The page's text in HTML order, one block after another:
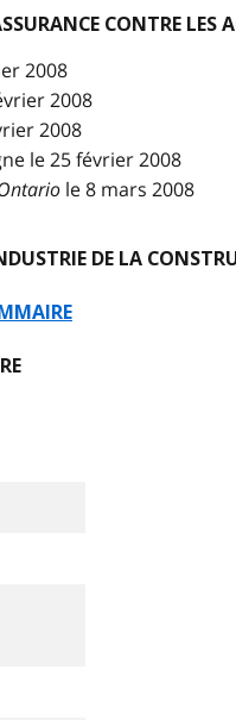
CONTRE LES
2008
2008
2008
le 25 février 2008
le 8 mars 2008
DE LA